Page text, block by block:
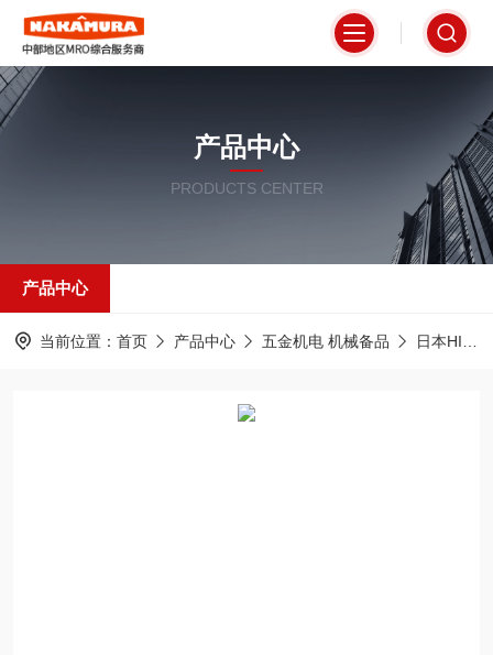
产品中心
PRODUCTS CENTER
产品中心
当前位置： 首页 产品中心 五金机电 机械备品 日本HIROSUGI广杉计器